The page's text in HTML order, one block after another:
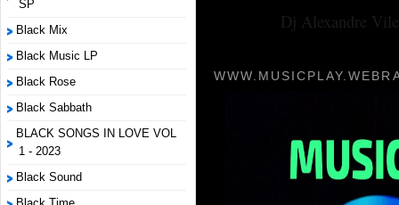
SP
Black Mix
Black Music LP
Black Rose
Black Sabbath
BLACK SONGS IN LOVE VOL
1 - 2023
Black Sound
Dj Alexandre